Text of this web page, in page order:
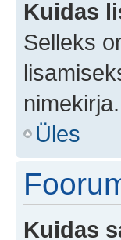
Kuidas
Selleks
Üles
Kuidas